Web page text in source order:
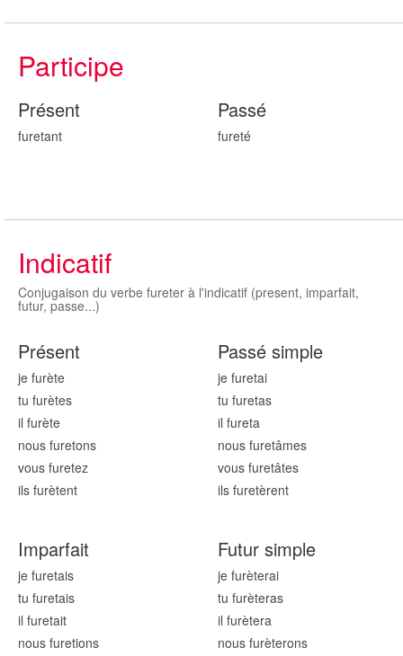
Participe
Présent
furetant
Passé
fureté
Indicatif
Conjugaison du verbe fureter à l'indicatif (present, imparfait,
futur, passe...)
Présent
je furète
tu furètes
il furète
nous furetons
vous furetez
ils furètent
Passé simple
je furetai
tu furetas
il fureta
nous furetâmes
vous furetâtes
ils furetèrent
Imparfait
je furetais
tu furetais
il furetait
nous furetions
Futur simple
je furèterai
tu furèteras
il furètera
nous furèterons